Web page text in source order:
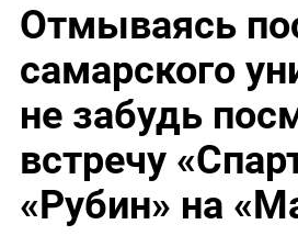
Отмываясь
самарского
не забудь
встречу
«Рубин» на